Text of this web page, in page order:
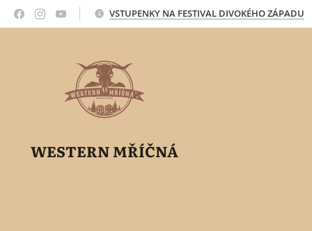
VSTUPENKY NA FESTIVAL DIVOKÉHO ZÁPADU
WESTERN MŘÍČNÁ